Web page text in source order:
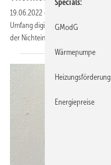
19.06.2022 -
Umfang digitale
der Nichteinbau bestraft
Specials
GModG
Wärmepumpe
Heizungsförderung
Energiepreise